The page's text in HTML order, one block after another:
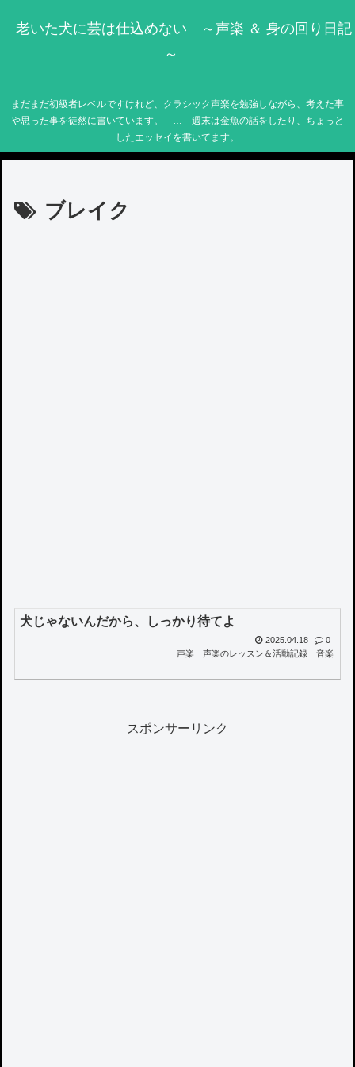
老いた犬に芸は仕込めない ～声楽 ＆ 身の回り日記
～
まだまだ初級者レベルですけれど、クラシック声楽を勉強しながら、考えた事
や思った事を徒然に書いています。 … 週末は金魚の話をしたり、ちょっと
したエッセイを書いてます。
ブレイク
犬じゃないんだから、しっかり待てよ
2025.04.18
0
声楽
声楽のレッスン＆活動記録 音楽
スポンサーリンク